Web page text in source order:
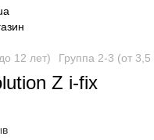
12 лет) Группа 2-3 (от
Z i-fix